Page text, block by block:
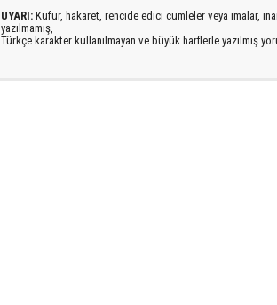
UYARI: Küfür, hakaret, rencide edici cümleler veya imalar,
yazılmamış,
Türkçe karakter kullanılmayan ve büyük harflerle yazılmış